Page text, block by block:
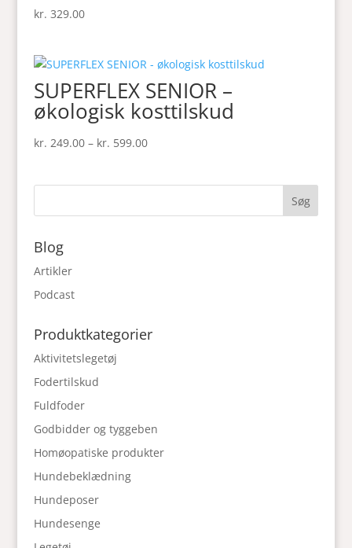
kr. 329.00
SUPERFLEX SENIOR –
økologisk kosttilskud
kr. 249.00 – kr. 599.00Prisinterval:
Blog
Artikler
Podcast
Produktkategorier
Aktivitetslegetøj
Fodertilskud
Fuldfoder
Godbidder og tyggeben
Homøopatiske produkter
Hundebeklædning
Hundeposer
Hundesenge